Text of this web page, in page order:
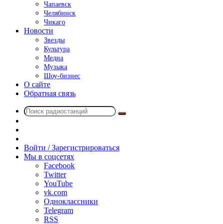
Чапаевск
Челябинск
Чикаго
Новости
Звезды
Культура
Медиа
Музыка
Шоу-бизнес
О сайте
Обратная связь
Поиск
радио
Войти / Зарегистрироваться
Мы в соцсетях
Facebook
Twitter
YouTube
vk.com
Одноклассники
Telegram
RSS